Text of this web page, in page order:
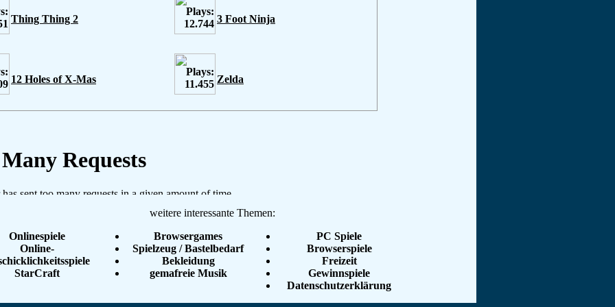
Thing Thing 2 3 Foot Ninja
12 Holes of X-Mas Zelda
weitere interessante Themen:
Onlinespiele
Online-
StarCraft
Browsergames
Spielzeug / Bastelbedarf
Bekleidung
gemafreie Musik
PC Spiele
Browserspiele
Freizeit
Gewinnspiele
Datenschutzerklärung